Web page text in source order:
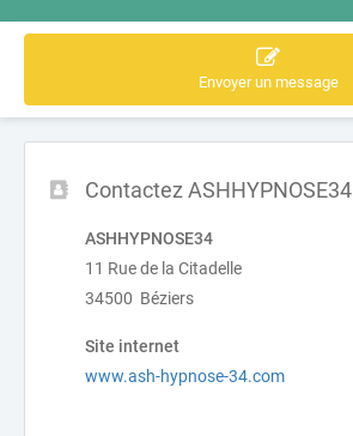
Envoyer un message
Contactez ASHHYPNOSE34
ASHHYPNOSE34
11 Rue de la Citadelle
34500 Béziers
Site internet
www.ash-hypnose-34.com